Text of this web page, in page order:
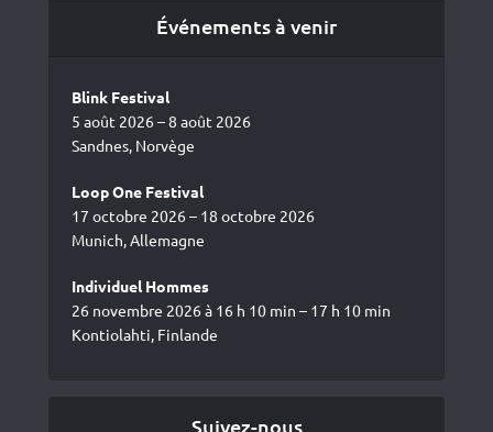
Événements à venir
Blink Festival
5 août 2026 – 8 août 2026
Sandnes, Norvège
Loop One Festival
17 octobre 2026 – 18 octobre 2026
Munich, Allemagne
Individuel Hommes
26 novembre 2026 à 16 h 10 min – 17 h 10 min
Kontiolahti, Finlande
Suivez-nous